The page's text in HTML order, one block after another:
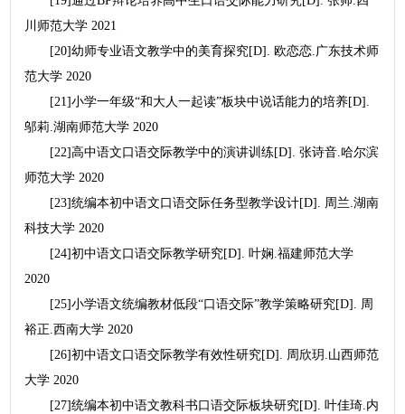
川师范大学 2021
[20]幼师专业语文教学中的美育探究[D]. 欧恋恋.广东技术师
范大学 2020
[21]小学一年级“和大人一起读”板块中说话能力的培养[D].
邬莉.湖南师范大学 2020
[22]高中语文口语交际教学中的演讲训练[D]. 张诗音.哈尔滨
师范大学 2020
[23]统编本初中语文口语交际任务型教学设计[D]. 周兰.湖南
科技大学 2020
[24]初中语文口语交际教学研究[D]. 叶娴.福建师范大学
2020
[25]小学语文统编教材低段“口语交际”教学策略研究[D]. 周
裕正.西南大学 2020
[26]初中语文口语交际教学有效性研究[D]. 周欣玥.山西师范
大学 2020
[27]统编本初中语文教科书口语交际板块研究[D]. 叶佳琦.内